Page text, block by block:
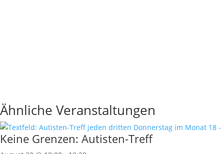
Ähnliche Veranstaltungen
Keine Grenzen: Autisten-Treff